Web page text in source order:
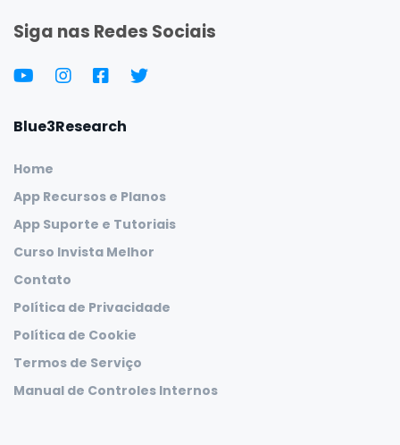
Siga nas Redes Sociais
Blue3Research
Home
App Recursos e Planos
App Suporte e Tutoriais
Curso Invista Melhor
Contato
Política de Privacidade
Política de Cookie
Termos de Serviço
Manual de Controles Internos